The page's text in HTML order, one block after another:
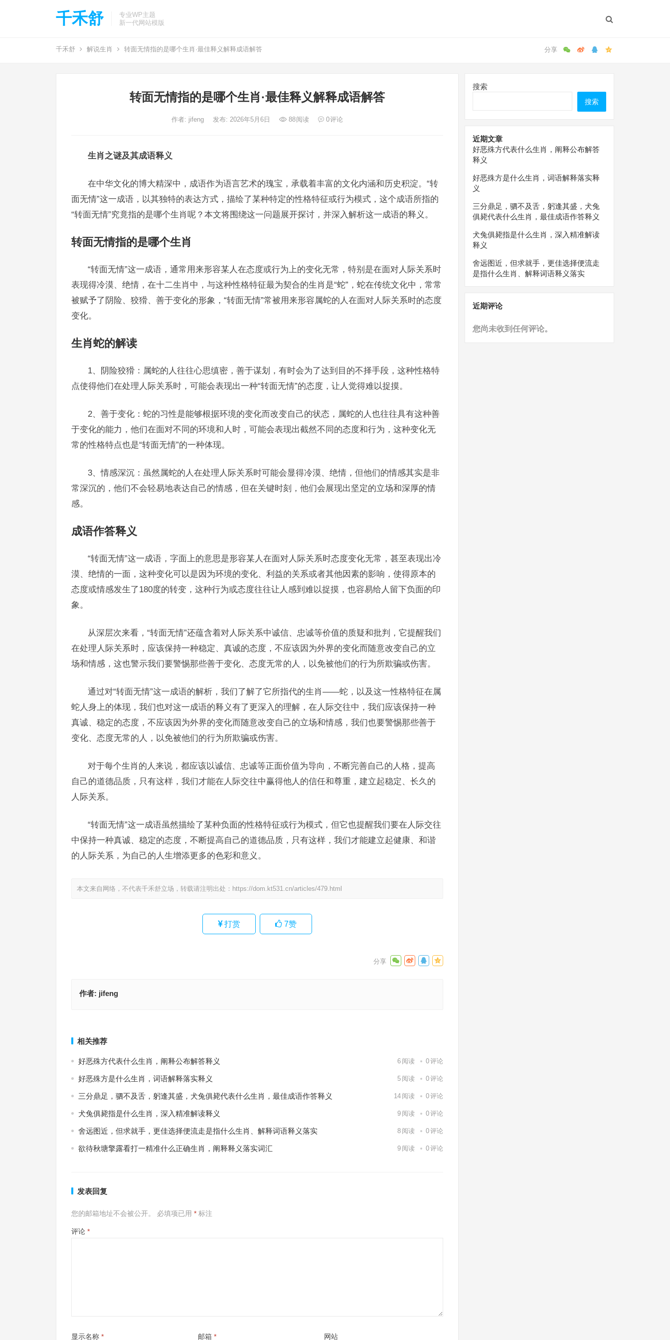
千禾舒
专业WP主题
新一代网站模版
千禾舒 解说生肖 转面无情指的是哪个生肖·最佳释义解释成语解答
转面无情指的是哪个生肖·最佳释义解释成语解答
作者: jifeng 发布: 2026年5月6日 88阅读 0评论
生肖之谜及其成语释义
在中华文化的博大精深中，成语作为语言艺术的瑰宝，承载着丰富的文化内涵和历史积淀。“转
面无情”这一成语，以其独特的表达方式，描绘了某种特定的性格特征或行为模式，这个成语所指的
“转面无情”究竟指的是哪个生肖呢？本文将围绕这一问题展开探讨，并深入解析这一成语的释义。
转面无情指的是哪个生肖
“转面无情”这一成语，通常用来形容某人在态度或行为上的变化无常，特别是在面对人际关系时
表现得冷漠、绝情，在十二生肖中，与这种性格特征最为契合的生肖是“蛇”，蛇在传统文化中，常常
被赋予了阴险、狡猾、善于变化的形象，“转面无情”常被用来形容属蛇的人在面对人际关系时的态度
变化。
生肖蛇的解读
1、阴险狡猾：属蛇的人往往心思缜密，善于谋划，有时会为了达到目的不择手段，这种性格特
点使得他们在处理人际关系时，可能会表现出一种“转面无情”的态度，让人觉得难以捉摸。
2、善于变化：蛇的习性是能够根据环境的变化而改变自己的状态，属蛇的人也往往具有这种善
于变化的能力，他们在面对不同的环境和人时，可能会表现出截然不同的态度和行为，这种变化无
常的性格特点也是“转面无情”的一种体现。
3、情感深沉：虽然属蛇的人在处理人际关系时可能会显得冷漠、绝情，但他们的情感其实是非
常深沉的，他们不会轻易地表达自己的情感，但在关键时刻，他们会展现出坚定的立场和深厚的情
感。
成语作答释义
“转面无情”这一成语，字面上的意思是形容某人在面对人际关系时态度变化无常，甚至表现出冷
漠、绝情的一面，这种变化可以是因为环境的变化、利益的关系或者其他因素的影响，使得原本的
态度或情感发生了180度的转变，这种行为或态度往往让人感到难以捉摸，也容易给人留下负面的印
象。
从深层次来看，“转面无情”还蕴含着对人际关系中诚信、忠诚等价值的质疑和批判，它提醒我们
在处理人际关系时，应该保持一种稳定、真诚的态度，不应该因为外界的变化而随意改变自己的立
场和情感，这也警示我们要警惕那些善于变化、态度无常的人，以免被他们的行为所欺骗或伤害。
通过对“转面无情”这一成语的解析，我们了解了它所指代的生肖——蛇，以及这一性格特征在属
蛇人身上的体现，我们也对这一成语的释义有了更深入的理解，在人际交往中，我们应该保持一种
真诚、稳定的态度，不应该因为外界的变化而随意改变自己的立场和情感，我们也要警惕那些善于
变化、态度无常的人，以免被他们的行为所欺骗或伤害。
对于每个生肖的人来说，都应该以诚信、忠诚等正面价值为导向，不断完善自己的人格，提高
自己的道德品质，只有这样，我们才能在人际交往中赢得他人的信任和尊重，建立起稳定、长久的
人际关系。
“转面无情”这一成语虽然描绘了某种负面的性格特征或行为模式，但它也提醒我们要在人际交往
中保持一种真诚、稳定的态度，不断提高自己的道德品质，只有这样，我们才能建立起健康、和谐
的人际关系，为自己的人生增添更多的色彩和意义。
本文来自网络，不代表千禾舒立场，转载请注明出处： https://dom.kt531.cn/articles/479.html
打赏 7赞
作者: jifeng
相关推荐
好恶殊方代表什么生肖，阐释公布解答释义 6 阅读 0评论
好恶殊方是什么生肖，词语解释落实释义 5 阅读 0评论
三分鼎足，驷不及舌，躬逢其盛，犬兔俱毙代表什么生肖，最佳成语作答释义 14 阅读 0评论
犬兔俱毙指是什么生肖，深入精准解读释义 9 阅读 0评论
舍远图近，但求就手，更佳选择便流走是指什么生肖、解释词语释义落实 8 阅读 0评论
欲待秋塘擎露看打一精准什么正确生肖，阐释释义落实词汇 9 阅读 0评论
发表回复
您的邮箱地址不会被公开。 必填项已用 * 标注
评论 *
显示名称 * 邮箱 * 网站
搜索
搜索
近期文章
好恶殊方代表什么生肖，阐释公布解答
释义
好恶殊方是什么生肖，词语解释落实释
义
三分鼎足，驷不及舌，躬逢其盛，犬兔
俱毙代表什么生肖，最佳成语作答释义
犬兔俱毙指是什么生肖，深入精准解读
释义
舍远图近，但求就手，更佳选择便流走
是指什么生肖、解释词语释义落实
近期评论
您尚未收到任何评论。